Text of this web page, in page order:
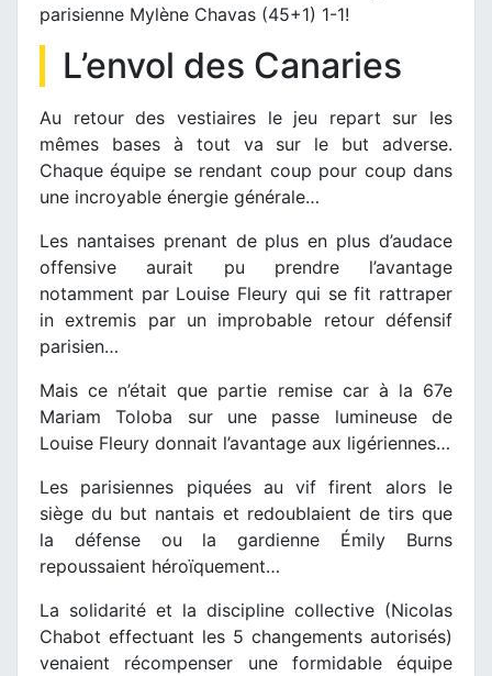
parisienne Mylène Chavas (45+1) 1-1!
L’envol des Canaries
Au retour des vestiaires le jeu repart sur les
mêmes bases à tout va sur le but adverse.
Chaque équipe se rendant coup pour coup dans
une incroyable énergie générale…
Les nantaises prenant de plus en plus d’audace
offensive aurait pu prendre l’avantage
notamment par Louise Fleury qui se fit rattraper
in extremis par un improbable retour défensif
parisien…
Mais ce n’était que partie remise car à la 67e
Mariam Toloba sur une passe lumineuse de
Louise Fleury donnait l’avantage aux ligériennes…
Les parisiennes piquées au vif firent alors le
siège du but nantais et redoublaient de tirs que
la défense ou la gardienne Émily Burns
repoussaient héroïquement…
La solidarité et la discipline collective (Nicolas
Chabot effectuant les 5 changements autorisés)
venaient récompenser une formidable équipe